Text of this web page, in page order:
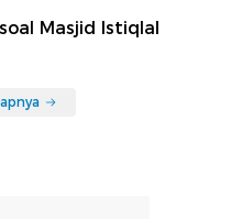
Masjid Istiqlal